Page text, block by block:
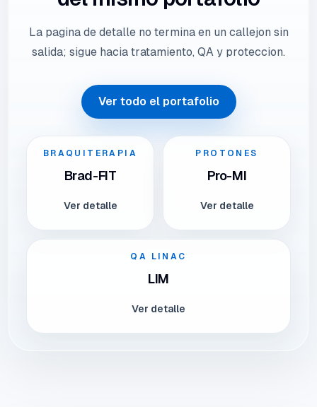
La pagina de detalle no termina en un callejon sin
salida; sigue hacia tratamiento, QA y proteccion.
Ver todo el portafolio
BRAQUITERAPIA
Brad-FIT
Ver detalle
PROTONES
Pro-MI
Ver detalle
QA LINAC
LIM
Ver detalle